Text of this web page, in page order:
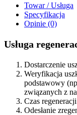
quantity
Towar / Usługa
Specyfikacja
Opinie (0)
Usługa
Dostarczenie
Weryfikacja
podstawowy
związanych z
Czas
Odesłanie